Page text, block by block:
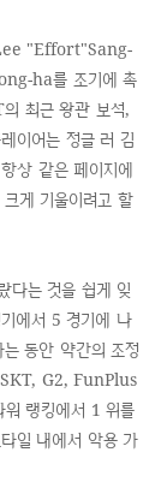
"Effort"Sang-
ha를 조기에 촉
최근 왕관 보석,
이어는 정글 러 김
상 같은 페이지에
게 기울이려고 할
다는 것을 쉽게 잊
에서 5 경기에 나
동안 약간의 조정
SKT, G2, FunPlus
랭킹에서 1 위를
일 내에서 악용 가